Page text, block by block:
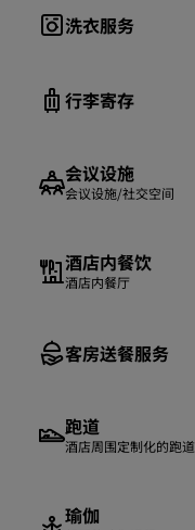
洗衣服务
行李寄存
会议设施
会议设施/社交空间
酒店内餐饮
酒店内餐厅
客房送餐服务
跑道
酒店周围定制化的跑道
瑜伽